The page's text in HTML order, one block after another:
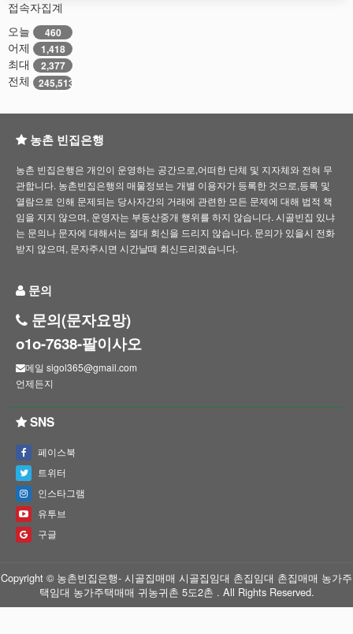
접속자집계
오늘
460
어제 1,418
최대 2,377
전체 245,513
농촌 빈집은행
농촌 빈집은행은 개인이 운영하는 공간으로,어떠한 단체 및 지자체와 전혀 무
관합니다. 농촌빈집은행의 매물정보는 개별 이용자가 등록한 것으로,등록 및
열람으로 인해 문제되는 당사자간의 거래에 관련한 모든 문제에 대해 법적 책
임을 지지 않으며, 운영자는 부동산중개 행위를 하지 않습니다. 시골빈집 있냐
는 문의나 문자에 대해서는 절대 회신을 드리지 않습니다. 문의가 있을시 전화
받지 않으며, 문자주시면 시간날때 회신드리겠습니다.
문의
문의(문자요망)
o1o-7638-팔이사오
메일 sigol365@gmail.com
언제든지
SNS
페이스북
트위터
인스타그램
유투브
구글
Copyright © 농촌빈집은행- 시골집매매 시골집임대 촌집임대 촌집매매 농가주
택임대 농가주택매매 귀농귀촌 5도2촌 . All Rights Reserved.